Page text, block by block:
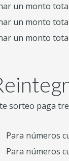
un monto
un monto
un monto
sorteo paga
Para números
Para números